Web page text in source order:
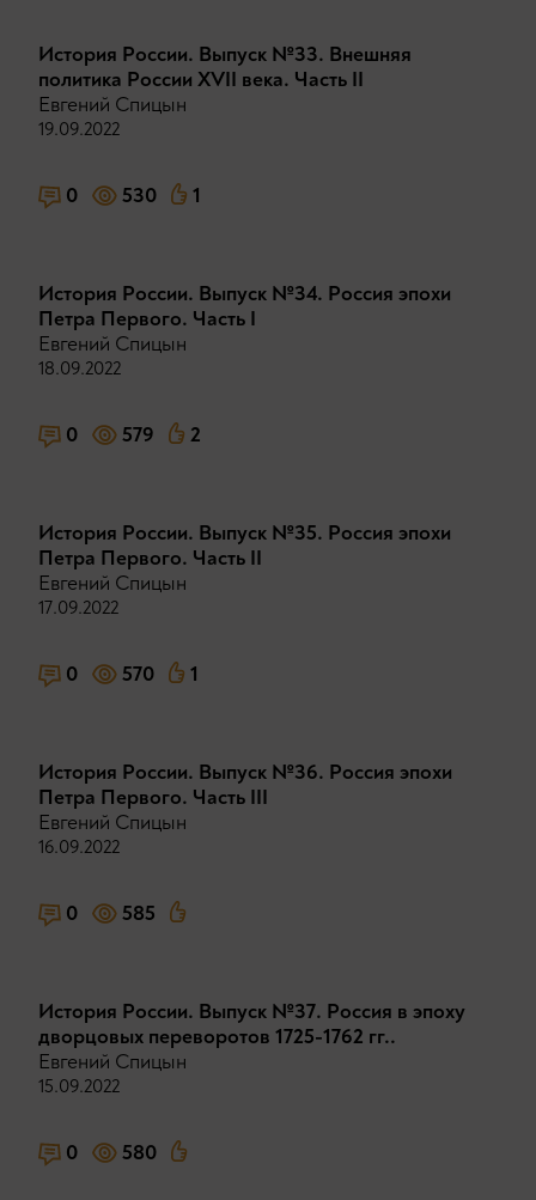
История России. Выпуск №33. Внешняя
политика России XVII века. Часть II
Евгений Спицын
19.09.2022
0 530 1
История России. Выпуск №34. Россия эпохи
Петра Первого. Часть I
Евгений Спицын
18.09.2022
0 579 2
История России. Выпуск №35. Россия эпохи
Петра Первого. Часть II
Евгений Спицын
17.09.2022
0 570 1
История России. Выпуск №36. Россия эпохи
Петра Первого. Часть III
Евгений Спицын
16.09.2022
0 585
История России. Выпуск №37. Россия в эпоху
дворцовых переворотов 1725-1762 гг..
Евгений Спицын
15.09.2022
0 580